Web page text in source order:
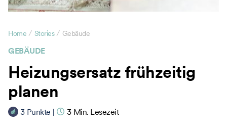
GEBÄUDE
Home / Stories / Gebäude
Heizungsersatz frühzeitig
planen
3 Punkte | 3 Min. Lesezeit